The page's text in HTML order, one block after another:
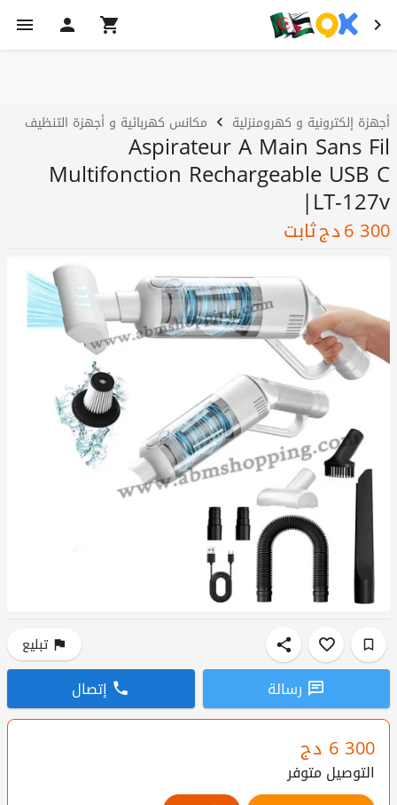
أجهزة إلكترونية و كهرومنزلية مكانس كهربائية و أجهزة التنظيف
Aspirateur A Main Sans Fil
Multifonction Rechargeable USB C
|LT-127v
6 300دجثابت
تبليع
رسالة إتصال
6 300 دج
التوصيل متوفر